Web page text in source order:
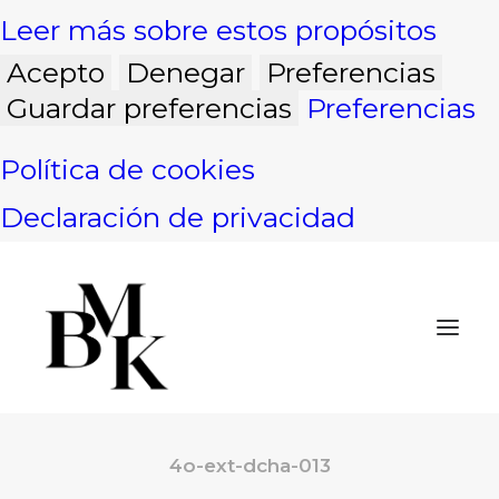
Leer más sobre estos propósitos
Acepto
Denegar
Preferencias
Guardar preferencias Preferencias
Política de cookies
Declaración de privacidad
4o-ext-dcha-013